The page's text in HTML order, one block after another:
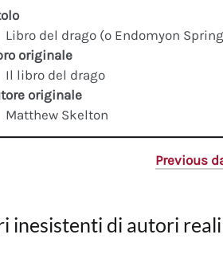
Libro del drago (o Endomyon
originale
Il libro del drago
originale
Matthew Skelton
Previous
inesistenti di autori reali